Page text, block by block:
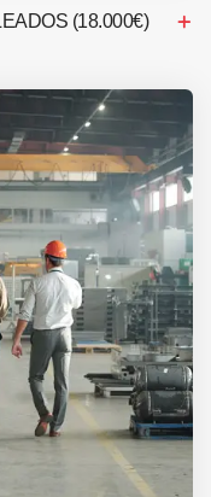
(18.000€)